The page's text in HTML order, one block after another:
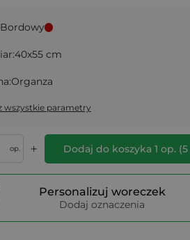
Bordowy
40x55 cm
Organza
wszystkie parametry
op. + Dodaj do koszyka1 op. (5
Personalizuj woreczek
Dodaj oznaczenia